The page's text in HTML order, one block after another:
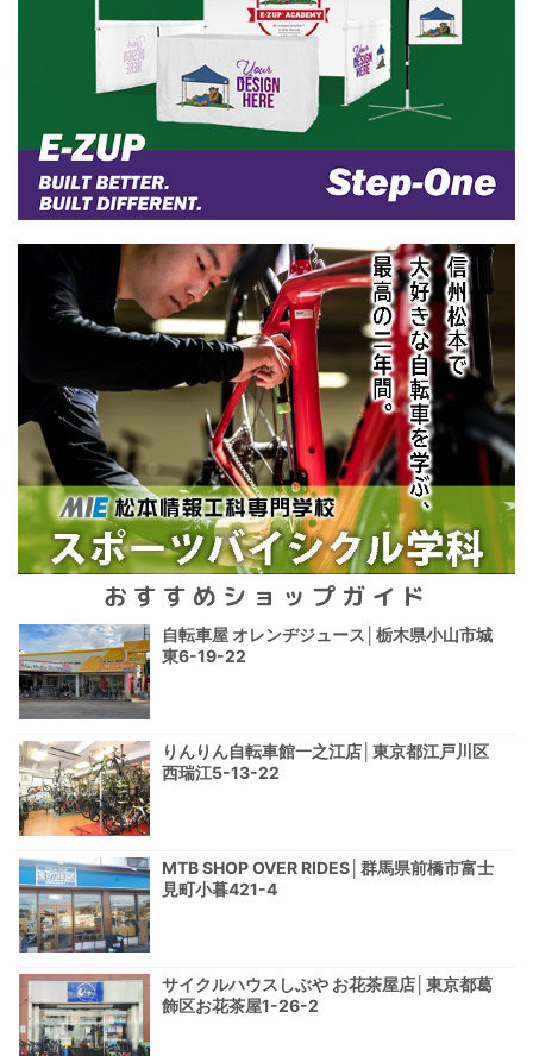
おすすめショップガイド
自転車屋 オレンヂジュース│栃木県小山市城
東6-19-22
りんりん自転車館一之江店│東京都江戸川区
西瑞江5-13-22
MTB SHOP OVER RIDES│群馬県前橋市富士
見町小暮421-4
サイクルハウスしぶや お花茶屋店│東京都葛
飾区お花茶屋1-26-2